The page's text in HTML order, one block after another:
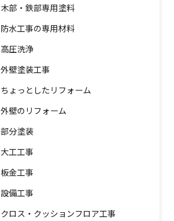
木部・鉄部専用塗料
防水工事の専用材料
高圧洗浄
外壁塗装工事
ちょっとしたリフォーム
外壁のリフォーム
部分塗装
大工工事
板金工事
設備工事
クロス・クッションフロア工事